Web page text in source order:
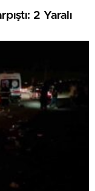
2 Yaralı